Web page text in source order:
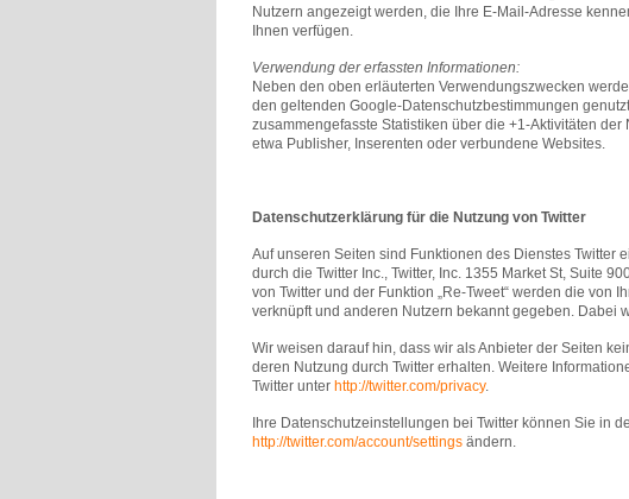
Nutzern angezeigt werden, die Ihre E-Mail-Adresse
Ihnen verfügen.
Verwendung der erfassten Informationen:
Neben den oben erläuterten Verwendungszwecken
den geltenden Google-Datenschutzbestimmungen
zusammengefasste Statistiken über die +1-Aktivitäten
etwa Publisher, Inserenten oder verbundene Websites.
Datenschutzerklärung für die Nutzung von Twitter
Auf unseren Seiten sind Funktionen des Dienstes Twitter
durch die Twitter Inc., Twitter, Inc. 1355 Market St, Suite
von Twitter und der Funktion „Re-Tweet“ werden die von
verknüpft und anderen Nutzern bekannt gegeben. Dabei
Wir weisen darauf hin, dass wir als Anbieter der Seiten
deren Nutzung durch Twitter erhalten. Weitere
Twitter unter http://twitter.com/privacy.
Ihre Datenschutzeinstellungen bei Twitter können Sie in
http://twitter.com/account/settings ändern.